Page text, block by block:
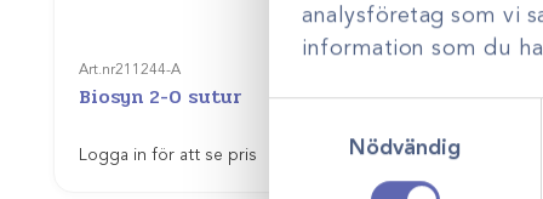
analysföretag som vi
information som du
Nödvändig
Art.nr211244-A
Biosyn 2-0 sutur
Logga in för att se pris
Art.nr
Logga in